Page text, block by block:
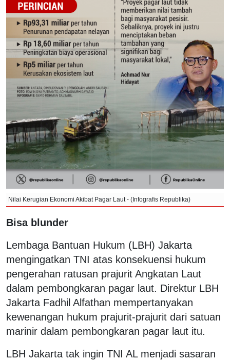
Nilai Kerugian Ekonomi Akibat Pagar Laut - (Infografis Republika)
Bisa blunder
Lembaga Bantuan Hukum (LBH) Jakarta
mengingatkan TNI atas konsekuensi hukum
pengerahan ratusan prajurit Angkatan Laut
dalam pembongkaran pagar laut. Direktur LBH
Jakarta Fadhil Alfathan mempertanyakan
kewenangan hukum prajurit-prajurit dari satuan
marinir dalam pembongkaran pagar laut itu.
LBH Jakarta tak ingin TNI AL menjadi sasaran